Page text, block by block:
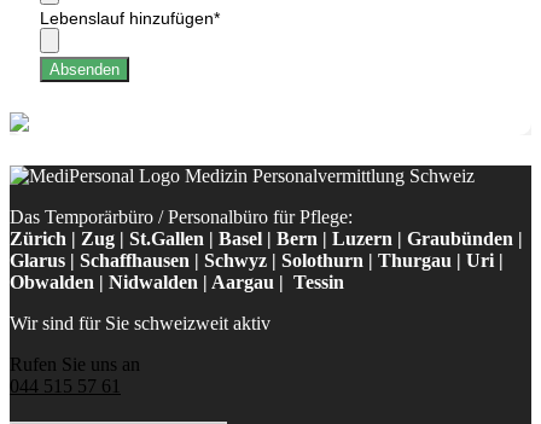
Lebenslauf hinzufügen*
Absenden
Das Temporärbüro / Personalbüro für Pflege:
Zürich | Zug | St.Gallen | Basel | Bern | Luzern | Graubünden |
Glarus | Schaffhausen | Schwyz | Solothurn | Thurgau | Uri |
Obwalden | Nidwalden | Aargau | Tessin
Wir sind für Sie schweizweit aktiv
Rufen Sie uns an
044 515 57 61